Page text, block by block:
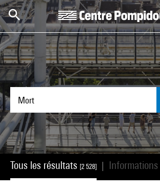
Aller au contenu principal
Centre Pompidou
Tous les résultats [2 528] Informations